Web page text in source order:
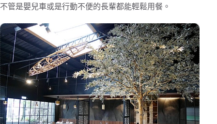
不管是嬰兒車或是行動不便的長輩都能輕鬆用餐。